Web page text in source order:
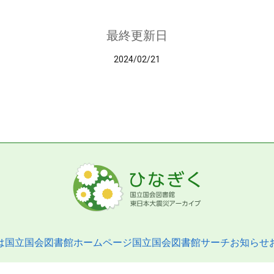
最終更新日
2024/02/21
国立国会図書館ホームページ国立国会図書館サーチお知らせ